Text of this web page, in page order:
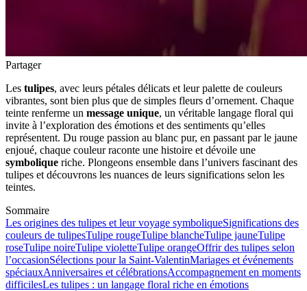
Partager
Les tulipes, avec leurs pétales délicats et leur palette de couleurs
vibrantes, sont bien plus que de simples fleurs d’ornement. Chaque
teinte renferme un message unique, un véritable langage floral qui
invite à l’exploration des émotions et des sentiments qu’elles
représentent. Du rouge passion au blanc pur, en passant par le jaune
enjoué, chaque couleur raconte une histoire et dévoile une
symbolique riche. Plongeons ensemble dans l’univers fascinant des
tulipes et découvrons les nuances de leurs significations selon les
teintes.
Sommaire
Les origines des tulipes et leur voyage symboliqueSignifications des
couleurs de tulipesTulipe rougeTulipe blancheTulipe jauneTulipe
roseTulipe noireTulipe violetteTulipe orangeOffrir des tulipes selon
l’occasionSélections pour la Saint-ValentinMariages et événements
spéciauxAnniversaires et célébrationsAccompagnement en moments
difficilesLes tulipes : un langage floral riche en émotions